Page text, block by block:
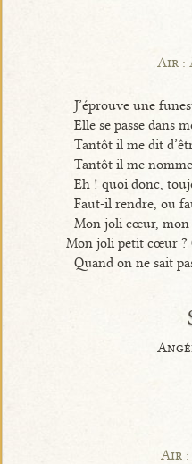
Air :
J’éprouve une
Elle se passe dans
Tantôt il me dit
Tantôt il me
Eh ! quoi donc,
Faut-il rendre, ou
Mon joli cœur,
Mon joli petit cœur ?
Quand on ne sait
Air :